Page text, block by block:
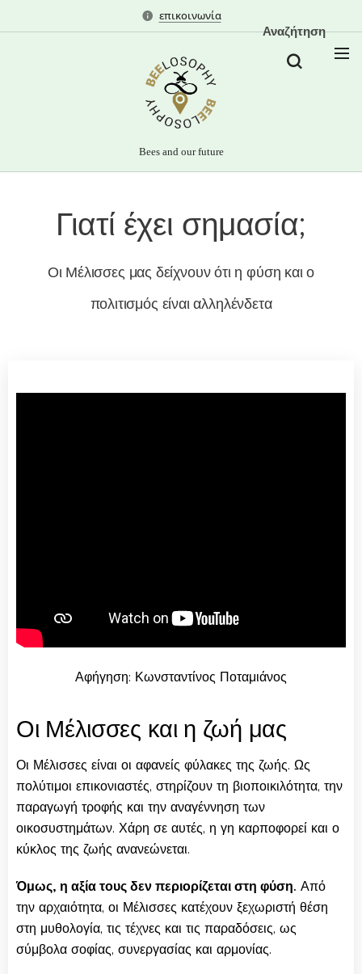
επικοινωνία
Bees and our future
Αναζήτηση
Γιατί έχει σημασία;
Οι Μέλισσες μας δείχνουν ότι η φύση και ο
πολιτισμός είναι αλληλένδετα
Αφήγηση: Κωνσταντίνος Ποταμιάνος
Οι Μέλισσες και η ζωή μας
Οι Μέλισσες είναι οι αφανείς φύλακες της ζωής. Ως
πολύτιμοι επικονιαστές, στηρίζουν τη βιοποικιλότητα, την
παραγωγή τροφής και την αναγέννηση των
οικοσυστημάτων. Χάρη σε αυτές, η γη καρποφορεί και ο
κύκλος της ζωής ανανεώνεται.
Όμως, η αξία τους δεν περιορίζεται στη φύση. Από
την αρχαιότητα, οι Μέλισσες κατέχουν ξεχωριστή θέση
στη μυθολογία, τις τέχνες και τις παραδόσεις, ως
σύμβολα σοφίας, συνεργασίας και αρμονίας.